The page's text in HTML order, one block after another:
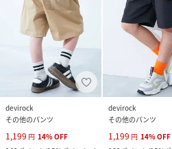
devirock
その他のパンツ
1,199 円 14%OFF
devirock
その他のパンツ
1,199 円 14%OFF